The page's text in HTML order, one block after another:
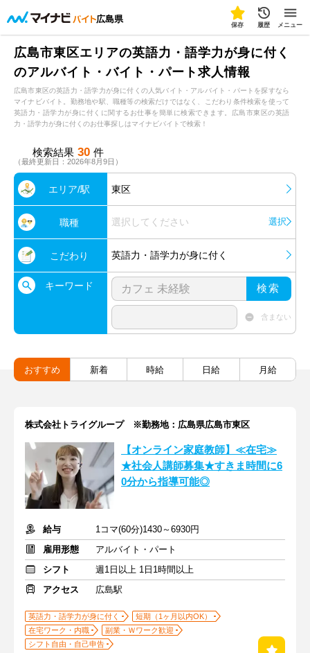
広島県
保存 履歴 メニュー
広島市東区エリアの英語力・語学力が身に付く
のアルバイト・バイト・パート求人情報
広島市東区の英語力・語学力が身に付くの人気バイト・アルバイト・パートを探すなら
マイナビバイト。勤務地や駅、職種等の検索だけではなく、こだわり条件検索を使って
英語力・語学力が身に付くに関するお仕事を簡単に検索できます。広島市東区の英語
力・語学力が身に付くのお仕事探しはマイナビバイトで検索！
検索結果 30 件
（最終更新日：2026年8月9日）
エリア/駅 東区
職種 選択してください 選択
こだわり 英語力・語学力が身に付く
キーワード 検索
含まない
おすすめ 新着 時給 日給 月給
株式会社トライグループ ※勤務地：広島県広島市東区
【オンライン家庭教師】≪在宅≫
★社会人講師募集★すきま時間に6
0分から指導可能◎
給与
1コマ(60分)1430～6930円
雇用形態
アルバイト・パート
シフト
週1日以上 1日1時間以上
アクセス
広島駅
英語力・語学力が身に付く
短期（1ヶ月以内OK）
在宅ワーク・内職
副業・Ｗワーク歓迎
シフト自由・自己申告